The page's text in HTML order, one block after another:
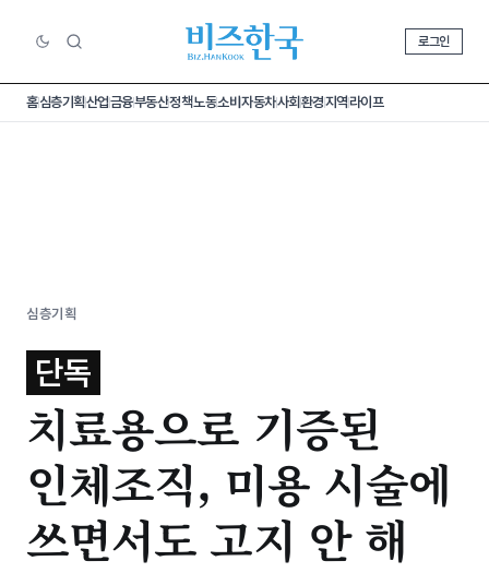
로그인
홈심층기획산업금융부동산정책노동소비 자동차사회환경지역라이프
심층기획
단독
치료용으로 기증된
인체조직, 미용 시술에
쓰면서도 고지 안 해